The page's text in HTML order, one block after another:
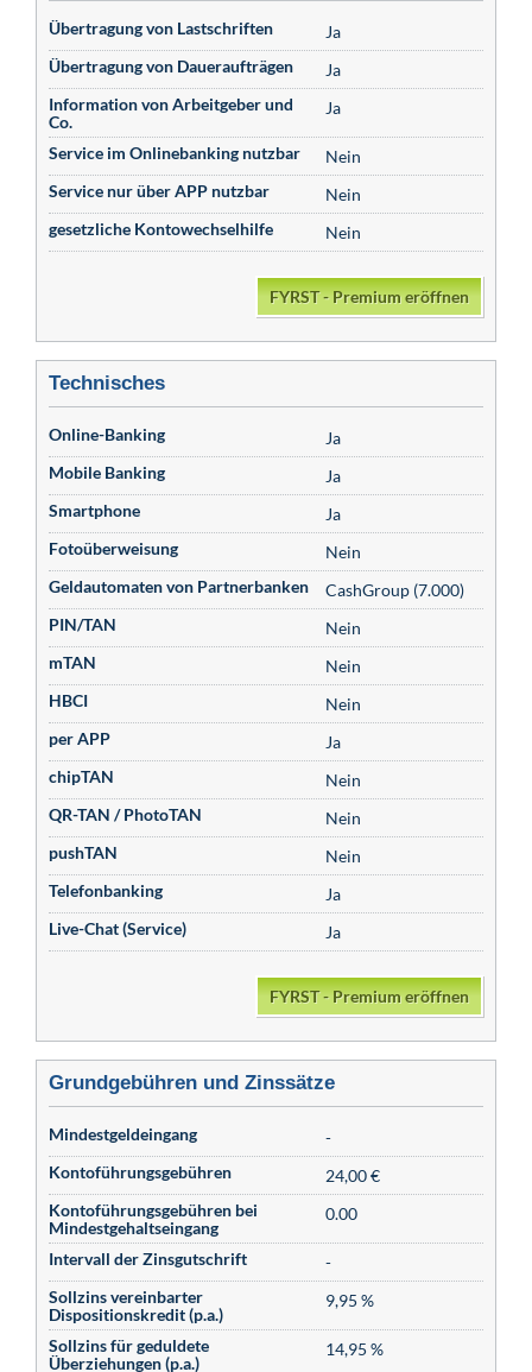
Übertragung von Lastschriften
Ja
Übertragung von Daueraufträgen
Ja
Information von Arbeitgeber und
Co.
Ja
Service im Onlinebanking nutzbar
Nein
Service nur über APP nutzbar
Nein
gesetzliche Kontowechselhilfe
Nein
FYRST - Premium eröffnen
Technisches
Online-Banking
Ja
Mobile Banking
Ja
Smartphone
Ja
Fotoüberweisung
Nein
Geldautomaten von Partnerbanken
CashGroup (7.000)
PIN/TAN
Nein
mTAN
Nein
HBCI
Nein
per APP
Ja
chipTAN
Nein
QR-TAN / PhotoTAN
Nein
pushTAN
Nein
Telefonbanking
Ja
Live-Chat (Service)
Ja
FYRST - Premium eröffnen
Grundgebühren und Zinssätze
Mindestgeldeingang
-
Kontoführungsgebühren
24,00 €
Kontoführungsgebühren bei
Mindestgehaltseingang
0.00
Intervall der Zinsgutschrift
-
Sollzins vereinbarter
Dispositionskredit (p.a.)
9,95 %
Sollzins für geduldete
Überziehungen (p.a.)
14,95 %